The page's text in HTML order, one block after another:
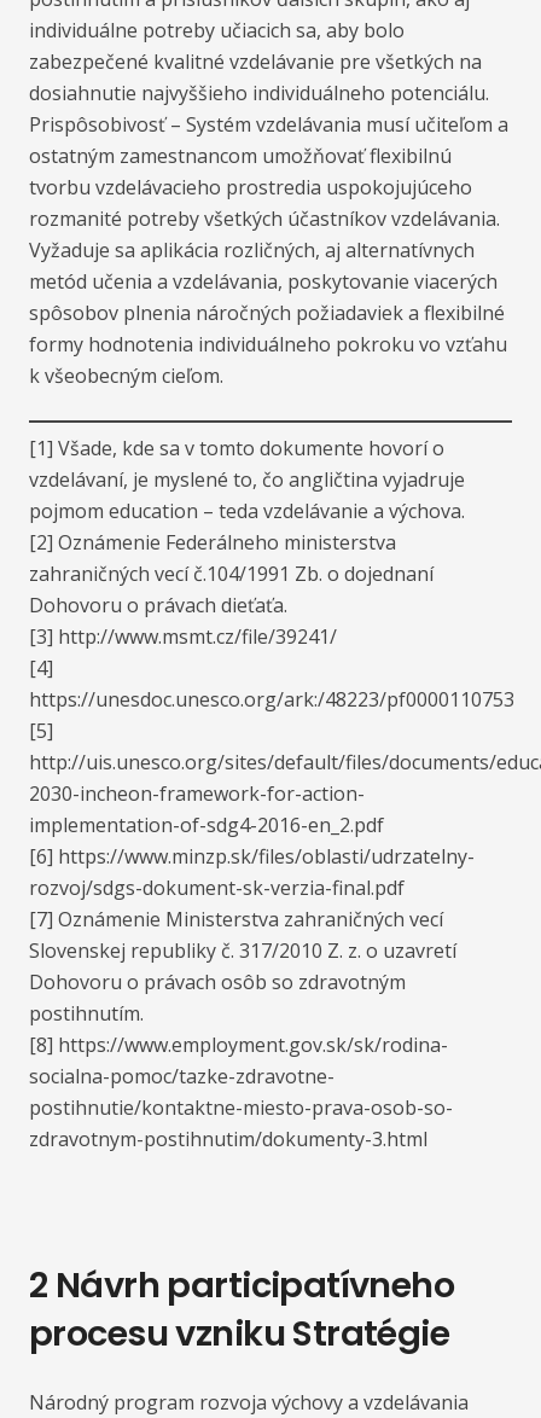
individuálne potreby učiacich sa, aby bolo
zabezpečené kvalitné vzdelávanie pre všetkých na
dosiahnutie najvyššieho individuálneho potenciálu.
Prispôsobivosť – Systém vzdelávania musí učiteľom a
ostatným zamestnancom umožňovať flexibilnú
tvorbu vzdelávacieho prostredia uspokojujúceho
rozmanité potreby všetkých účastníkov vzdelávania.
Vyžaduje sa aplikácia rozličných, aj alternatívnych
metód učenia a vzdelávania, poskytovanie viacerých
spôsobov plnenia náročných požiadaviek a flexibilné
formy hodnotenia individuálneho pokroku vo vzťahu
k všeobecným cieľom.
[1] Všade, kde sa v tomto dokumente hovorí o
vzdelávaní, je myslené to, čo angličtina vyjadruje
pojmom education – teda vzdelávanie a výchova.
[2] Oznámenie Federálneho ministerstva
zahraničných vecí č.104/1991 Zb. o dojednaní
Dohovoru o právach dieťaťa.
[3] http://www.msmt.cz/file/39241/
[4]
https://unesdoc.unesco.org/ark:/48223/pf0000110753
[5]
http://uis.unesco.org/sites/default/files/documents/
2030-incheon-framework-for-action-
implementation-of-sdg4-2016-en_2.pdf
[6] https://www.minzp.sk/files/oblasti/udrzatelny-
rozvoj/sdgs-dokument-sk-verzia-final.pdf
[7] Oznámenie Ministerstva zahraničných vecí
Slovenskej republiky č. 317/2010 Z. z. o uzavretí
Dohovoru o právach osôb so zdravotným
postihnutím.
[8] https://www.employment.gov.sk/sk/rodina-
socialna-pomoc/tazke-zdravotne-
postihnutie/kontaktne-miesto-prava-osob-so-
zdravotnym-postihnutim/dokumenty-3.html
2 Návrh participatívneho
procesu vzniku Stratégie
Národný program rozvoja výchovy a vzdelávania